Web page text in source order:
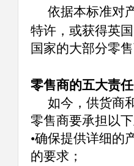
依据本标准对
特许，或获得英
国家的大部分零
零售商的五大责任
如今，供货商
零售商要承担以
•确保提供详细的
的要求；